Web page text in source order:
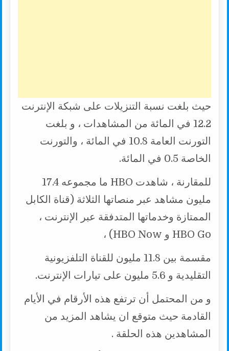
حيث بلغت نسبة التنزيلات على شبكة الإنترنت
12.2 في المائة من المشاهدات ، و بلغت
التورنت العامة 10.8 في المائة ، والتورنت
الخاصة 0.5 في المائة.
للمقارنة ، شاهدت HBO ما مجموعه 17.4
مليون مشاهد عبر منصاتها الثلاثة (قناة الكابل
الممتازة وخدماتها المتدفقة عبر الإنترنت ،
HBO Go و HBO Now) ،
مقسمة بين 11.8 مليون للقناة التلفزيونية
التقليدية و 5.6 مليون على تيارات الإنترنت.
و من المحتمل أن ترتفع هذه الأرقام في الأيام
القادمة حيث متوقع ان يشاهد المزيد من
المشاهدين هذه الحلقة .